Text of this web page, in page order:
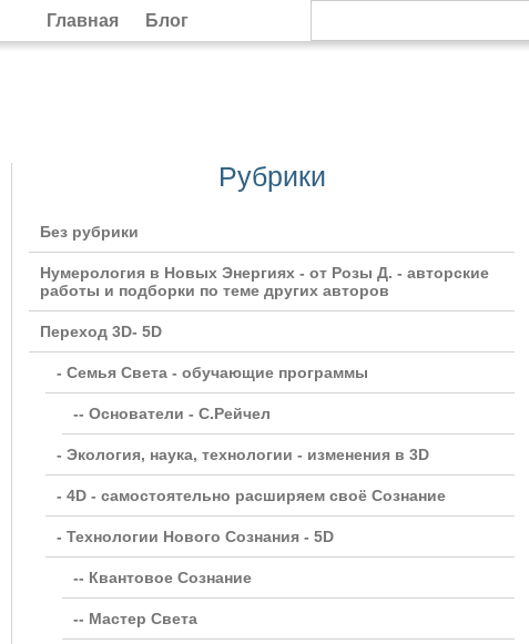
Главная Блог
Рубрики
Без рубрики
Нумерология в Новых Энергиях - от Розы Д. - авторские
работы и подборки по теме других авторов
Переход 3D- 5D
- Семья Света - обучающие программы
-- Основатели - С.Рейчел
- Экология, наука, технологии - изменения в 3D
- 4D - самостоятельно расширяем своё Сознание
- Технологии Нового Сознания - 5D
-- Квантовое Сознание
-- Мастер Света